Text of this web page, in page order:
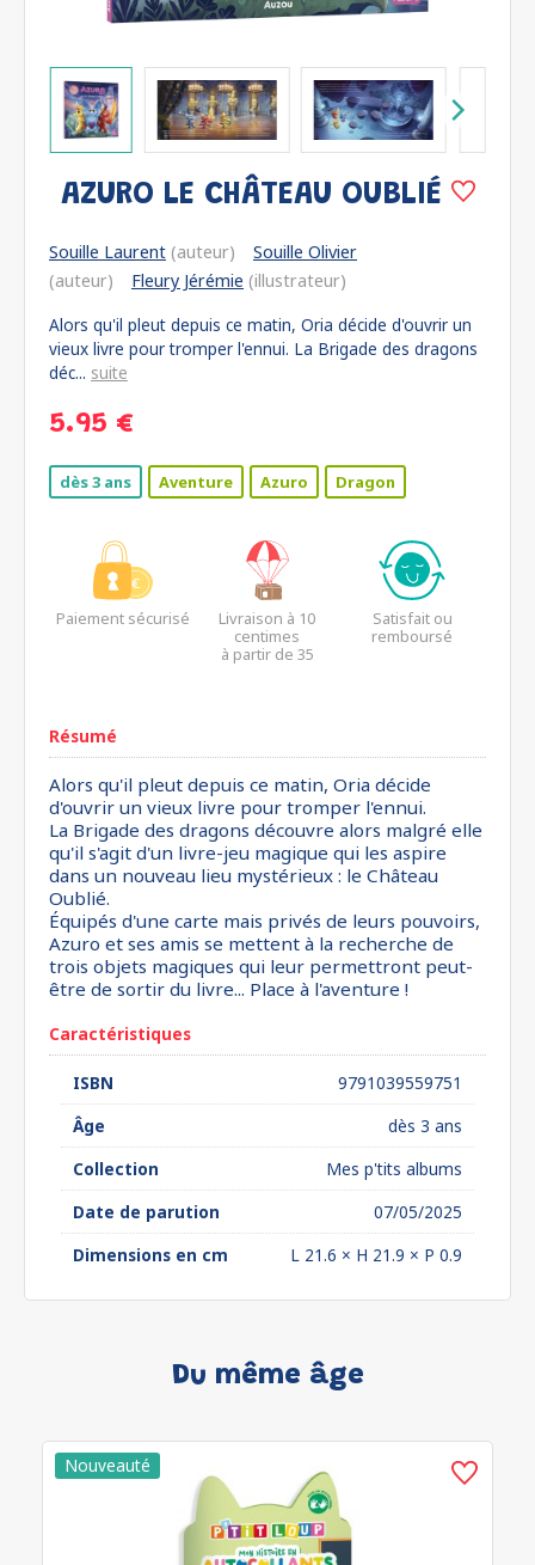
AZURO LE CHÂTEAU OUBLIÉ
Souille Laurent (auteur)
Souille Olivier
(auteur)
Fleury Jérémie (illustrateur)
Alors qu'il pleut depuis ce matin, Oria décide d'ouvrir un
vieux livre pour tromper l'ennui. La Brigade des dragons
déc... suite
5.95 €
dès 3 ans Aventure Azuro Dragon
Paiement sécurisé
Livraison à 10
centimes
à partir de 35
Satisfait ou
remboursé
Résumé
Alors qu'il pleut depuis ce matin, Oria décide
d'ouvrir un vieux livre pour tromper l'ennui.
La Brigade des dragons découvre alors malgré elle
qu'il s'agit d'un livre-jeu magique qui les aspire
dans un nouveau lieu mystérieux : le Château
Oublié.
Équipés d'une carte mais privés de leurs pouvoirs,
Azuro et ses amis se mettent à la recherche de
trois objets magiques qui leur permettront peut-
être de sortir du livre... Place à l'aventure !
Caractéristiques
ISBN
9791039559751
Âge
dès 3 ans
Collection
Mes p'tits albums
Date de parution
07/05/2025
Dimensions en cm
L 21.6 × H 21.9 × P 0.9
Du même âge